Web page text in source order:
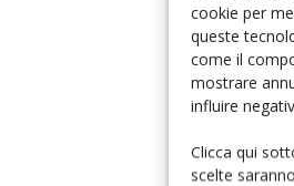
cookie per
queste
come il
mostrare
influire
Clicca qui
scelte